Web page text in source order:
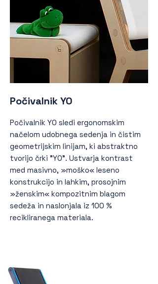
Počivalnik YO
Počivalnik YO sledi ergonomskim
načelom udobnega sedenja in čistim
geometrijskim linijam, ki abstraktno
tvorijo črki "YO". Ustvarja kontrast
med masivno, »moško« leseno
konstrukcijo in lahkim, prosojnim
»ženskim« kompozitnim blagom
sedeža in naslonjala iz 100 %
recikliranega materiala.